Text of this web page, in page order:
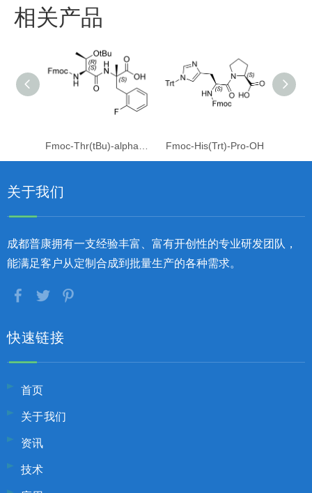
相关产品
Fmoc-His(Trt)-Pro-OH
关于我们
成都普康拥有一支经验丰富、富有开创性的专业研发团队，
能满足客户从定制合成到批量生产的各种需求。
快速链接
首页
关于我们
资讯
技术